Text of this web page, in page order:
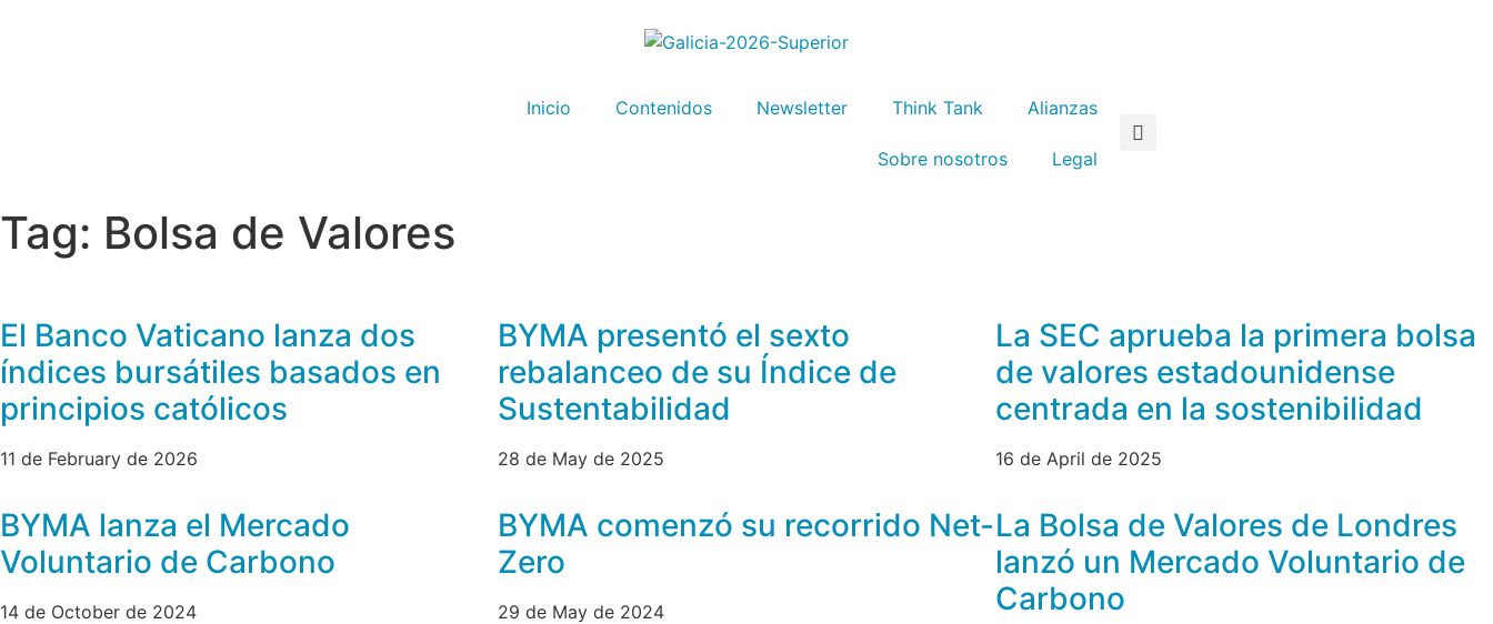
Inicio Contenidos Newsletter Think Tank Alianzas
Sobre nosotros Legal
Tag: Bolsa de Valores
El Banco Vaticano lanza dos
índices bursátiles basados en
principios católicos
11 de February de 2026
BYMA presentó el sexto
rebalanceo de su Índice de
Sustentabilidad
28 de May de 2025
La SEC aprueba la primera bolsa
de valores estadounidense
centrada en la sostenibilidad
16 de April de 2025
BYMA lanza el Mercado
Voluntario de Carbono
14 de October de 2024
BYMA comenzó su recorrido Net-
Zero
29 de May de 2024
La Bolsa de Valores de Londres
lanzó un Mercado Voluntario de
Carbono